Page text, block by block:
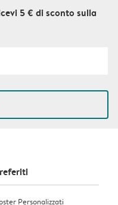
5 € di sconto sulla
Personalizzati